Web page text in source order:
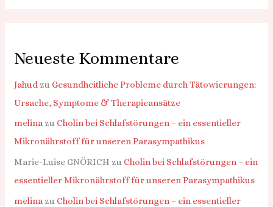
Neueste Kommentare
Jahud zu Gesundheitliche Probleme durch Tätowierungen:
Ursache, Symptome & Therapieansätze
melina zu Cholin bei Schlafstörungen – ein essentieller
Mikronährstoff für unseren Parasympathikus
Marie-Luise GNÖRICH zu Cholin bei Schlafstörungen – ein
essentieller Mikronährstoff für unseren Parasympathikus
melina zu Cholin bei Schlafstörungen – ein essentieller